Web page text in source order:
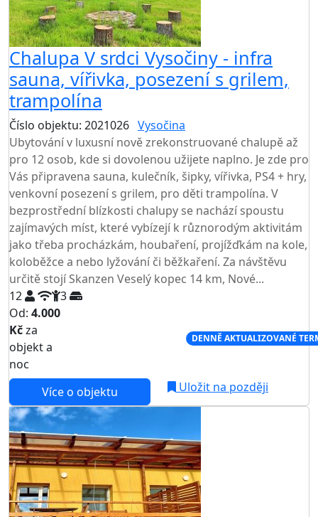
Chalupa V srdci Vysočiny - infra
sauna, vířivka, posezení s grilem,
trampolína
Číslo objektu: 2021026 Vysočina
Ubytování v luxusní nově zrekonstruované chalupě až
pro 12 osob, kde si dovolenou užijete naplno. Je zde pro
Vás připravena sauna, kulečník, šipky, vířivka, PS4 + hry,
venkovní posezení s grilem, pro děti trampolína. V
bezprostřední blízkosti chalupy se nachází spoustu
zajímavých míst, které vybízejí k různorodým aktivitám
jako třeba procházkám, houbaření, projížďkám na kole,
koloběžce a nebo lyžování či běžkaření. Za návštěvu
určitě stojí Skanzen Veselý kopec 14 km, Nové...
12
3
Od: 4.000
Kčza
objekt a
noc
DENNĚ AKTUALIZOVANÉ
Více o objektu Uložit na později